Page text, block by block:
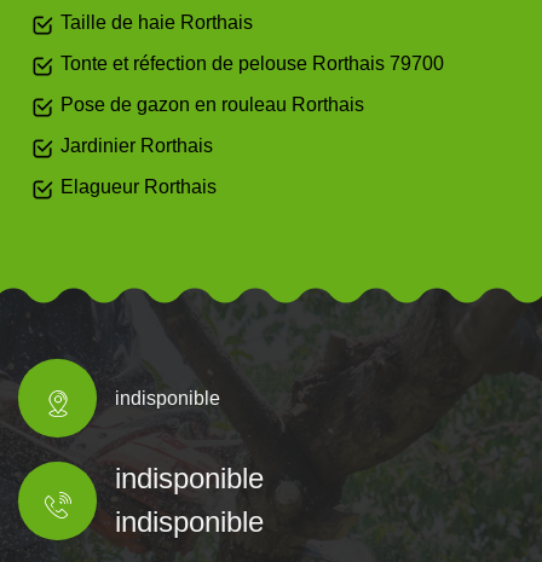
Taille de haie Rorthais
Tonte et réfection de pelouse Rorthais 79700
Pose de gazon en rouleau Rorthais
Jardinier Rorthais
Elagueur Rorthais
indisponible
indisponible
indisponible